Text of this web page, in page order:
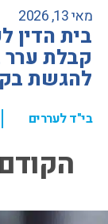
מאי 13, 2026
בית הדין
קבלת ערר
להגשת
בי"ד לעררים ,
הקודם